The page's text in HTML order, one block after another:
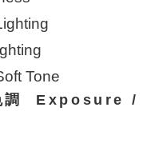
Tone
調 Exposure /